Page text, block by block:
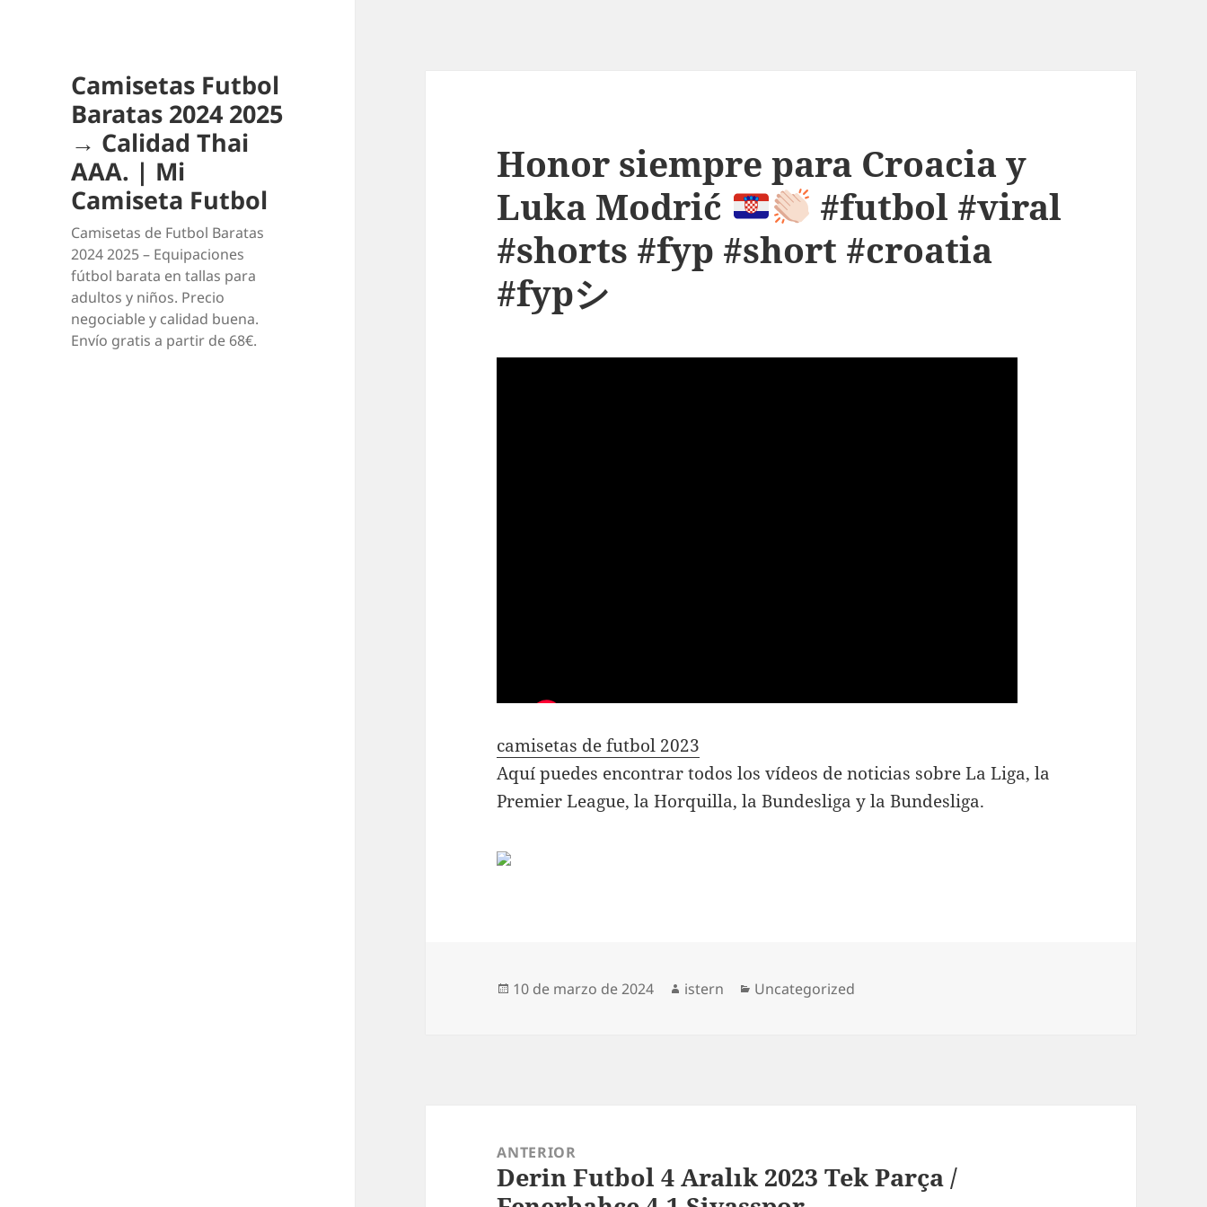
Camisetas Futbol
Baratas 2024 2025
→ Calidad Thai
AAA. | Mi
Camiseta Futbol
Camisetas de Futbol Baratas
2024 2025 – Equipaciones
fútbol barata en tallas para
adultos y niños. Precio
negociable y calidad buena.
Envío gratis a partir de 68€.
Honor siempre para Croacia y
Luka Modrić
#futbol #viral
#shorts #fyp #short #croatia
#fypシ
camisetas de futbol 2023
Aquí puedes encontrar todos los vídeos de noticias sobre La Liga, la
Premier League, la Horquilla, la Bundesliga y la Bundesliga.
Publicado
10 de marzo de 2024 Autor
istern Categorías
Uncategorized
entradas
ANTERIOR
Entrada
Derin Futbol 4 Aralık 2023 Tek Parça /